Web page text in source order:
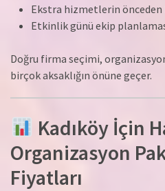
Ekstra hizmetlerin
Etkinlik günü ekip
Doğru firma seçimi,
birçok aksaklığın önüne geçer.
Kadıköy İçin
Organizasyon
Fiyatları